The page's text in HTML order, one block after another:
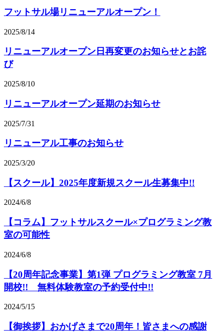
フットサル場リニューアルオープン！
2025/8/14
リニューアルオープン日再変更のお知らせとお詫
び
2025/8/10
リニューアルオープン延期のお知らせ
2025/7/31
リニューアル工事のお知らせ
2025/3/20
【スクール】2025年度新規スクール生募集中!!
2024/6/8
【コラム】フットサルスクール×プログラミング教
室の可能性
2024/6/8
【20周年記念事業】第1弾 プログラミング教室 7月
開校!! 無料体験教室の予約受付中!!
2024/5/15
【御挨拶】おかげさまで20周年！皆さまへの感謝